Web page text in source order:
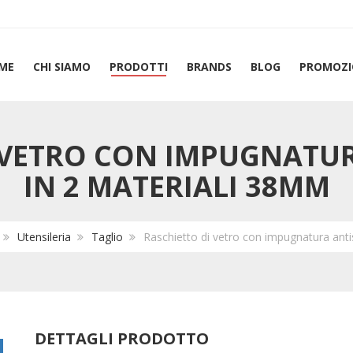
CHI SIAMO PRODOTTI BRANDS BLOG
CON
IN 2 MATERIALI 38MM
Utensileria Taglio Raschietto di vetro con impugnatura
DETTAGLI PRODOTTO